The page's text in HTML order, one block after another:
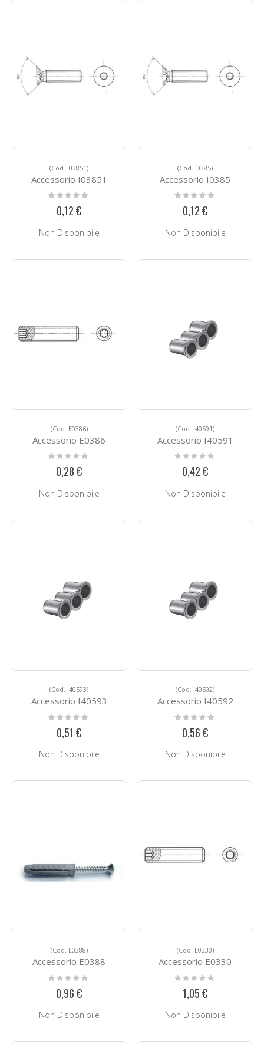
(Cod. I03851)
Accessorio I03851
Rating:
0,12 €
Non Disponibile
(Cod. I0385)
Accessorio I0385
Rating:
0,12 €
Non Disponibile
(Cod. E0386)
Accessorio E0386
Rating:
0,28 €
Non Disponibile
(Cod. I40591)
Accessorio I40591
Rating:
0,42 €
Non Disponibile
(Cod. I40593)
Accessorio I40593
Rating:
0%
0,51 €
Non Disponibile
(Cod. I40592)
Accessorio I40592
Rating:
0%
0,56 €
Non Disponibile
(Cod. E0388)
Accessorio E0388
Rating:
0%
0,96 €
Non Disponibile
(Cod. E0330)
Accessorio E0330
Rating:
0%
1,05 €
Non Disponibile